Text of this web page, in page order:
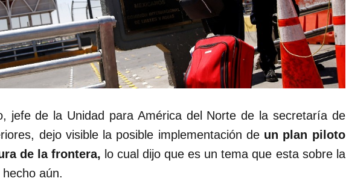
jefe de la Unidad para América del Norte de la secretaría de
dejo visible la posible implementación de un plan piloto
de la frontera, lo cual dijo que es un tema que esta sobre la
aún.